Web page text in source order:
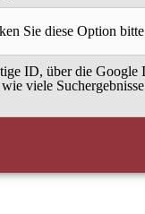
Sie diese Option
ID, über die Google
viele